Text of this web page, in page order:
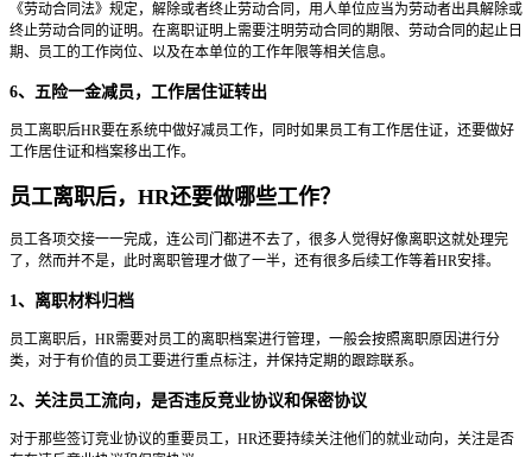
《劳动合同法》规定，解除或者终止劳动合同，用人单位应当为劳动者出具解除或
终止劳动合同的证明。在离职证明上需要注明劳动合同的期限、劳动合同的起止日
期、员工的工作岗位、以及在本单位的工作年限等相关信息。
6、五险一金减员，工作居住证转出
员工离职后HR要在系统中做好减员工作，同时如果员工有工作居住证，还要做好
工作居住证和档案移出工作。
员工离职后，HR还要做哪些工作？
员工各项交接一一完成，连公司门都进不去了，很多人觉得好像离职这就处理完
了，然而并不是，此时离职管理才做了一半，还有很多后续工作等着HR安排。
1、离职材料归档
员工离职后，HR需要对员工的离职档案进行管理，一般会按照离职原因进行分
类，对于有价值的员工要进行重点标注，并保持定期的跟踪联系。
2、关注员工流向，是否违反竞业协议和保密协议
对于那些签订竞业协议的重要员工，HR还要持续关注他们的就业动向，关注是否